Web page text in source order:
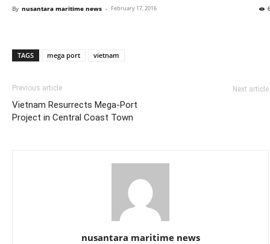
By nusantara maritime news - February 17, 2016
TAGS mega port vietnam
Previous article
Vietnam Resurrects Mega-Port
Project in Central Coast Town
Next article
nusantara maritime news